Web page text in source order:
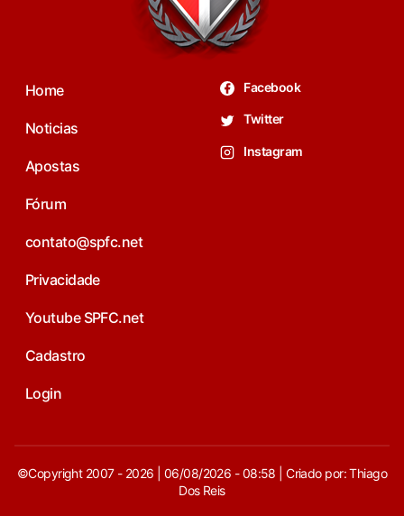
Home
Noticias
Apostas
Fórum
contato@spfc.net
Privacidade
Youtube SPFC.net
Cadastro
Login
Facebook
Twitter
Instagram
©Copyright 2007 - 2026 | 06/08/2026 - 08:58 | Criado por: Thiago
Dos Reis